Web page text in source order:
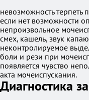
невозможность терпеть
если нет возможности
непроизвольное
смех, кашель, звук
неконтролируемое
боли и рези при
появляется чувство
акта мочеиспускания.
Диагностика